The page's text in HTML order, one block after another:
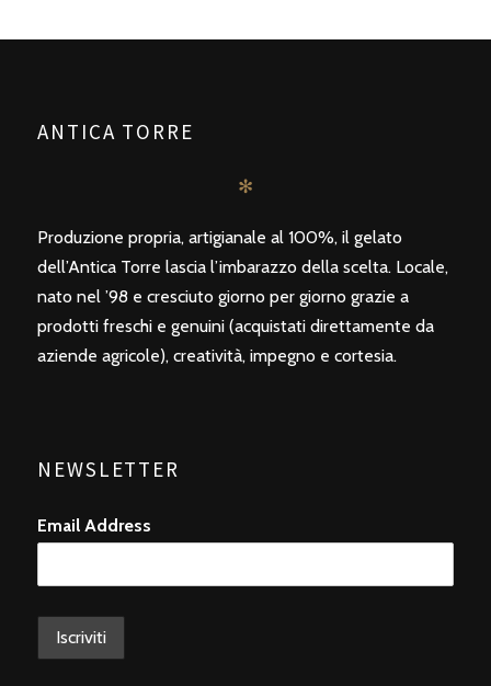
ANTICA TORRE
✻
Produzione propria, artigianale al 100%, il gelato
dell’Antica Torre lascia l’imbarazzo della scelta. Locale,
nato nel ’98 e cresciuto giorno per giorno grazie a
prodotti freschi e genuini (acquistati direttamente da
aziende agricole), creatività, impegno e cortesia.
NEWSLETTER
Email Address